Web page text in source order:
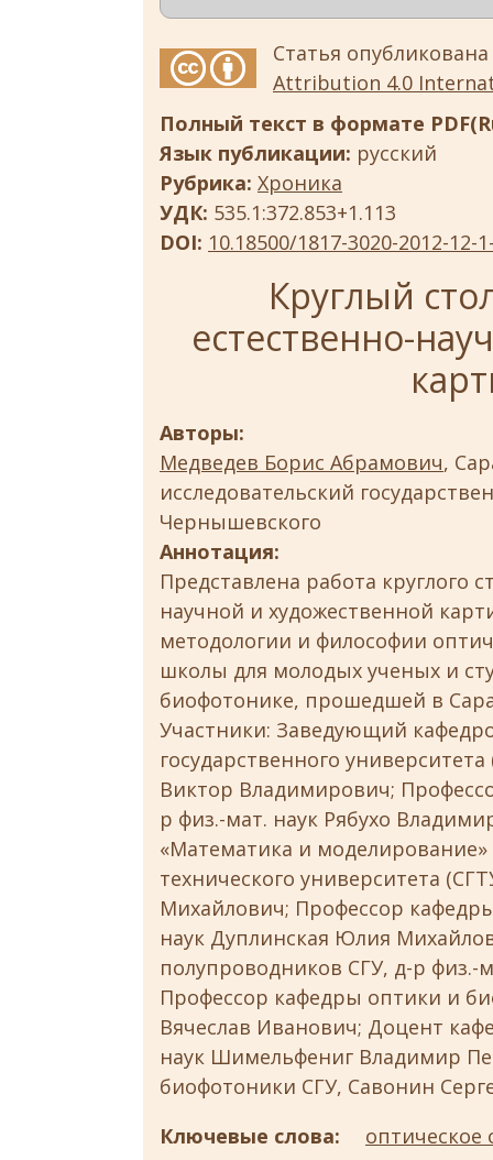
Статья
Attribution 4.0
Полный текст в формате
Язык публикации: русский
Рубрика: Хроника
УДК: 535.1:372.853+1.113
DOI: 10.18500/1817-3020-2012-12-
Круглый
естественно-
Авторы:
Медведев Борис Абрамович,
исследовательский
Чернышевского
Аннотация:
Представлена работа круглого
научной и художественной
методологии и философии
школы для молодых ученых и
биофотонике, прошедшей в
Участники: Заведующий
государственного
Виктор Владимирович;
р физ.-мат. наук Рябухо
«Математика и моделирование»
технического университета
Михайлович; Профессор
наук Дуплинская Юлия
полупроводников СГУ, д-р физ.-
Профессор кафедры оптики и
Вячеслав Иванович; Доцент
наук Шимельфениг Владимир
биофотоники СГУ, Савонин
Ключевые слова:
оптическое